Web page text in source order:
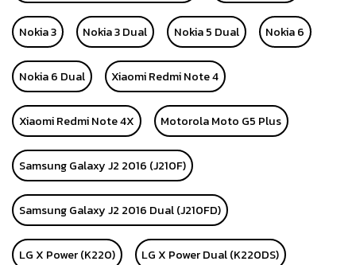
Nokia 3 Nokia 3 Dual Nokia 5 Dual Nokia 6
Nokia 6 Dual Xiaomi Redmi Note 4
Xiaomi Redmi Note 4X Motorola Moto G5 Plus
Samsung Galaxy J2 2016 (J210F)
Samsung Galaxy J2 2016 Dual (J210FD)
LG X Power (K220) LG X Power Dual (K220DS)